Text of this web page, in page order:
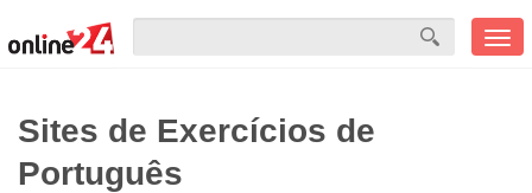
Sites de Exercícios de
Português